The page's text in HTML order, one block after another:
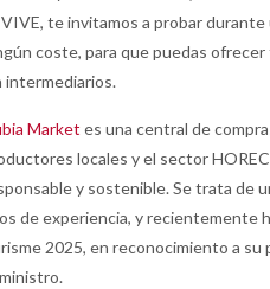
te invitamos a probar durante
coste, para que puedas
intermediarios.
Market es una central de
locales y el sector
y sostenible. Se trata de
de experiencia, y recientemente
2025, en reconocimiento a su